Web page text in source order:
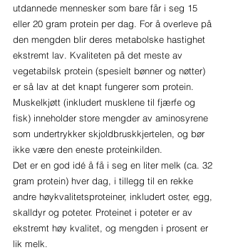
utdannede mennesker som bare får i seg 15
eller 20 gram protein per dag. For å overleve på
den mengden blir deres metabolske hastighet
ekstremt lav. Kvaliteten på det meste av
vegetabilsk protein (spesielt bønner og nøtter)
er så lav at det knapt fungerer som protein.
Muskelkjøtt (inkludert musklene til fjærfe og
fisk) inneholder store mengder av aminosyrene
som undertrykker skjoldbruskkjertelen, og bør
ikke være den eneste proteinkilden.
Det er en god idé å få i seg en liter melk (ca. 32
gram protein) hver dag, i tillegg til en rekke
andre høykvalitetsproteiner, inkludert oster, egg,
skalldyr og poteter. Proteinet i poteter er av
ekstremt høy kvalitet, og mengden i prosent er
lik melk.